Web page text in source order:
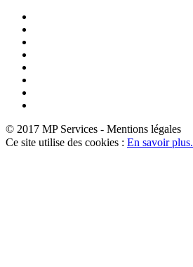
© 2017 MP Services - Mentions légales
Ce site utilise des cookies : En savoir plus.